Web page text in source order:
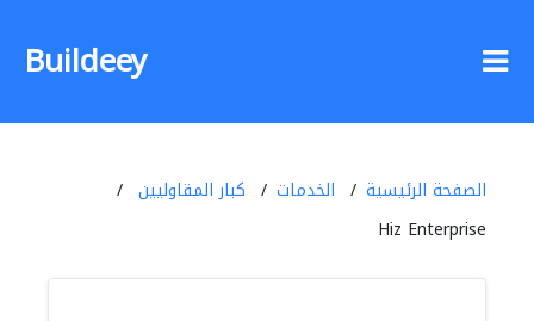
Buildeey
الصفحة الرئيسية الخدمات
كبار المقاوليين
Hiz Enterprise